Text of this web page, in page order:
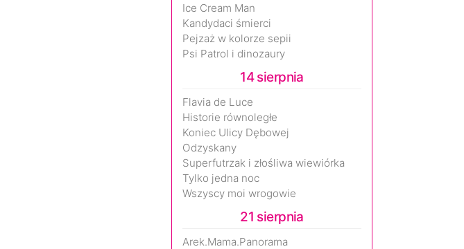
Ice Cream Man
Kandydaci śmierci
Pejzaż w kolorze sepii
Psi Patrol i dinozaury
14 sierpnia
Flavia de Luce
Historie równoległe
Koniec Ulicy Dębowej
Odzyskany
Superfutrzak i złośliwa wiewiórka
Tylko jedna noc
Wszyscy moi wrogowie
21 sierpnia
Arek.Mama.Panorama